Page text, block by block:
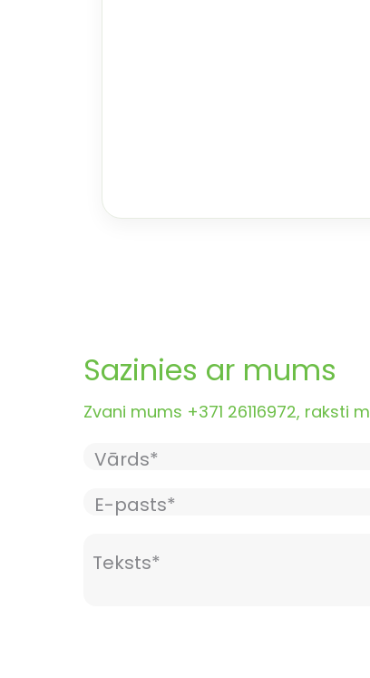
Sazinies ar mums
Zvani mums +371 26116972,